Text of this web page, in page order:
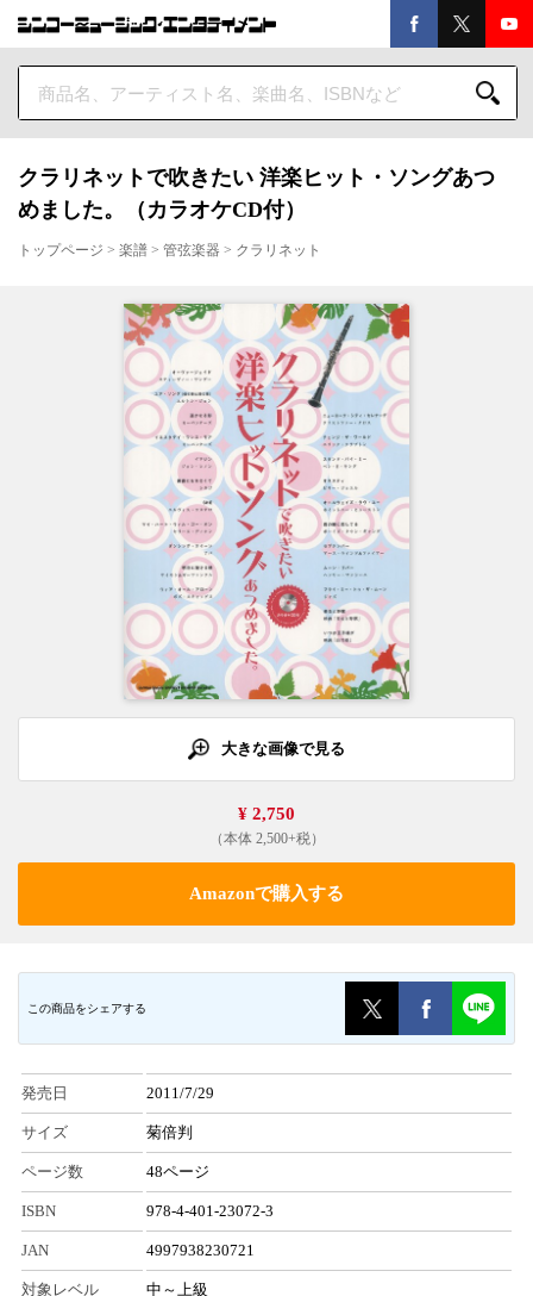
クラリネットで吹きたい 洋楽ヒット・ソングあつ
めました。（カラオケCD付）
トップページ > 楽譜 > 管弦楽器 > クラリネット
大きな画像で見る
¥ 2,750
（本体 2,500+税）
Amazonで購入する
この商品をシェアする
発売日 2011/7/29
サイズ 菊倍判
ページ数 48ページ
ISBN 978-4-401-23072-3
JAN 4997938230721
対象レベル 中～上級